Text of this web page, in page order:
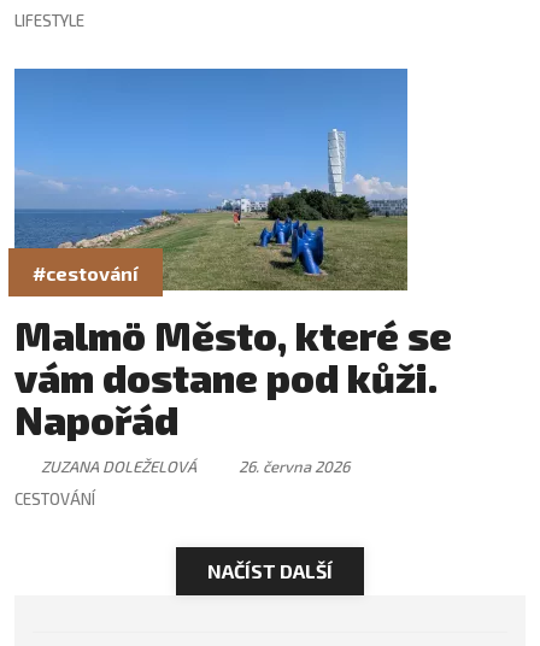
LIFESTYLE
#cestování
Malmö Město, které se
vám dostane pod kůži.
Napořád
ZUZANA DOLEŽELOVÁ
26. června 2026
CESTOVÁNÍ
NAČÍST DALŠÍ